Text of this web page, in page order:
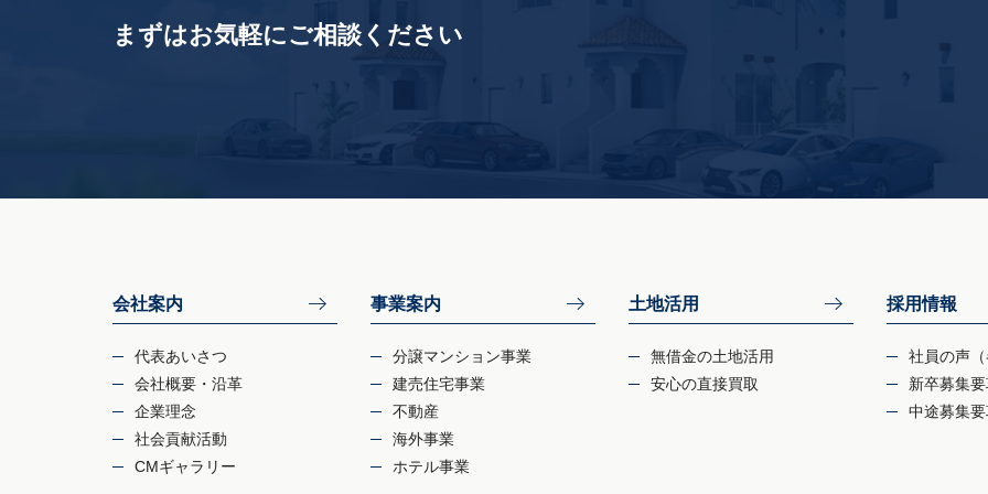
まずはお気軽にご相談ください
会社案内
代表あいさつ
会社概要・沿革
企業理念
社会貢献活動
CMギャラリー
事業案内
分譲マンション事業
建売住宅事業
不動産
海外事業
ホテル事業
土地活用
無借金の土地活用
安心の直接買取
採用情報
社員の声
新卒募集
中途募集